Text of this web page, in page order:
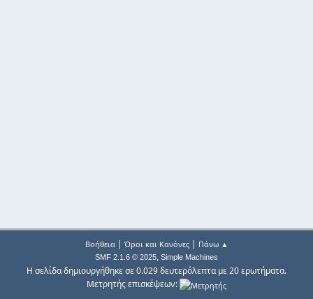
Βοήθεια| Όροι και Κανόνες| Πάνω ▲
SMF 2.1.6 © 2025, Simple Machines
Η σελίδα δημιουργήθηκε σε 0.029 δευτερόλεπτα με 20 ερωτήματα.
Μετρητής επισκέψεων: